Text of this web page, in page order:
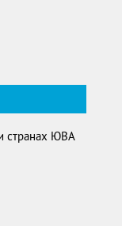
странах ЮВА